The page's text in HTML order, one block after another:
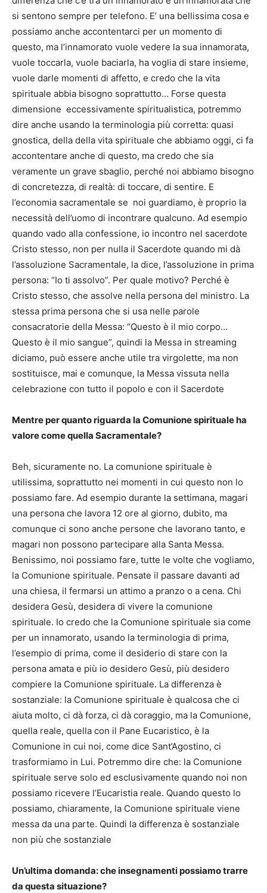
si sentono sempre per telefono. E’ una bellissima cosa e
possiamo anche accontentarci per un momento di
questo, ma l’innamorato vuole vedere la sua innamorata,
vuole toccarla, vuole baciarla, ha voglia di stare insieme,
vuole darle momenti di affetto, e credo che la vita
spirituale abbia bisogno soprattutto… Forse questa
dimensione eccessivamente spiritualistica, potremmo
dire anche usando la terminologia più corretta: quasi
gnostica, della della vita spirituale che abbiamo oggi, ci fa
accontentare anche di questo, ma credo che sia
veramente un grave sbaglio, perché noi abbiamo bisogno
di concretezza, di realtà: di toccare, di sentire. E
l’economia sacramentale se noi guardiamo, è proprio la
necessità dell’uomo di incontrare qualcuno. Ad esempio
quando vado alla confessione, io incontro nel sacerdote
Cristo stesso, non per nulla il Sacerdote quando mi dà
l’assoluzione Sacramentale, la dice, l’assoluzione in prima
persona: “Io ti assolvo”. Per quale motivo? Perché è
Cristo stesso, che assolve nella persona del ministro. La
stessa prima persona che si usa nelle parole
consacratorie della Messa: “Questo è il mio corpo…
Questo è il mio sangue”, quindi la Messa in streaming
diciamo, può essere anche utile tra virgolette, ma non
sostituisce, mai e comunque, la Messa vissuta nella
celebrazione con tutto il popolo e con il Sacerdote
Mentre per quanto riguarda la Comunione spirituale ha
valore come quella Sacramentale?
Beh, sicuramente no. La comunione spirituale è
utilissima, soprattutto nei momenti in cui questo non lo
possiamo fare. Ad esempio durante la settimana, magari
una persona che lavora 12 ore al giorno, dubito, ma
comunque ci sono anche persone che lavorano tanto, e
magari non possono partecipare alla Santa Messa.
Benissimo, noi possiamo fare, tutte le volte che vogliamo,
la Comunione spirituale. Pensate il passare davanti ad
una chiesa, il fermarsi un attimo a pranzo o a cena. Chi
desidera Gesù, desidera di vivere la comunione
spirituale. Io credo che la Comunione spirituale sia come
per un innamorato, usando la terminologia di prima,
l’esempio di prima, come il desiderio di stare con la
persona amata e più io desidero Gesù, più desidero
compiere la Comunione spirituale. La differenza è
sostanziale: la Comunione spirituale è qualcosa che ci
aiuta molto, ci dà forza, ci dà coraggio, ma la Comunione,
quella reale, quella con il Pane Eucaristico, è la
Comunione in cui noi, come dice Sant’Agostino, ci
trasformiamo in Lui. Potremmo dire che: la Comunione
spirituale serve solo ed esclusivamente quando noi non
possiamo ricevere l’Eucaristia reale. Quando questo lo
possiamo, chiaramente, la Comunione spirituale viene
messa da una parte. Quindi la differenza è sostanziale
non più che sostanziale
Un’ultima domanda: che insegnamenti possiamo trarre
da questa situazione?